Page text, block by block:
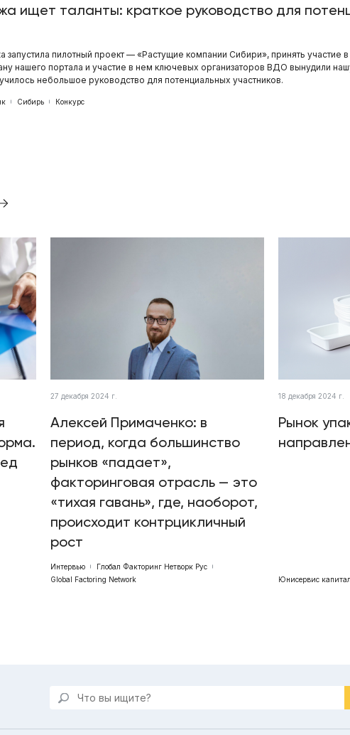
ищет таланты: краткое руководство для
пилотный проект — «Растущие компании Сибири», принять участие
нашего портала и участие в нем ключевых организаторов ВДО вынудили
небольшое руководство для потенциальных участников.
Сибирь Конкурс
27 декабря 2024 г.
Алексей Примаченко: в
период, когда большинство
рынков «падает»,
факторинговая отрасль — это
«тихая гавань», где, наоборот,
происходит контрцикличный
рост
Интервью
Глобал Факторинг Нетворк Рус
Global Factoring Network
18 декабря 2024 г.
Рынок
Юнисервис капитал